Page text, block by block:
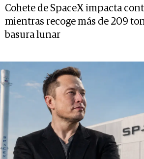
Cohete de SpaceX impacta
mientras recoge más de 209
basura lunar